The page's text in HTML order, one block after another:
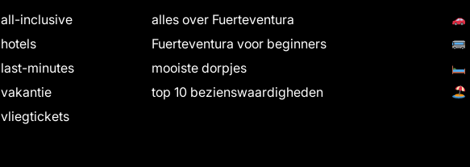
all-inclusive
hotels
last-minutes
vakantie
vliegtickets
alles over Fuerteventura
Fuerteventura voor beginners
mooiste dorpjes
top 10 bezienswaardigheden